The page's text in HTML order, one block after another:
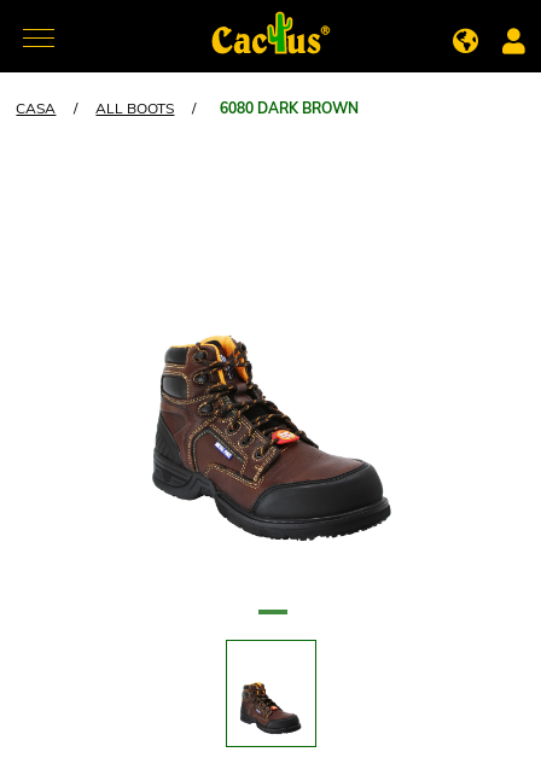
CASA / ALL BOOTS / 6080 DARK BROWN